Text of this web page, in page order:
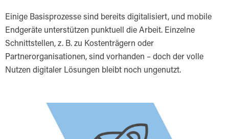
Einige Basisprozesse sind bereits digitalisiert, und mobile
Endgeräte unterstützen punktuell die Arbeit. Einzelne
Schnittstellen, z. B. zu Kostenträgern oder
Partnerorganisationen, sind vorhanden – doch der volle
Nutzen digitaler Lösungen bleibt noch ungenutzt.